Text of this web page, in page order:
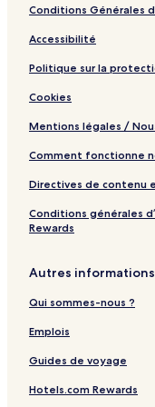
Conditions Générales
Accessibilité
Politique sur la
Cookies
Mentions légales /
Comment fonctionne
Directives de contenu
Conditions générales
Rewards
Autres informations
Qui sommes-nous ?
Emplois
Guides de voyage
Hotels.com Rewards